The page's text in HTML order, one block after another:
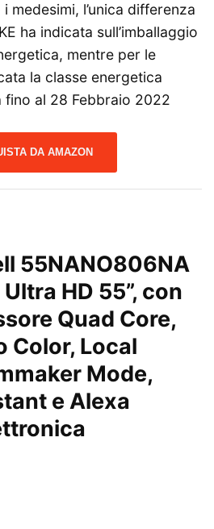
medesimi, l’unica differenza
ha indicata sull’imballaggio
mentre per le
la classe energetica
fino al 28 Febbraio 2022
DA AMAZON
55NANO806NA
HD 55”, con
Quad Core,
Color, Local
Mode,
e Alexa